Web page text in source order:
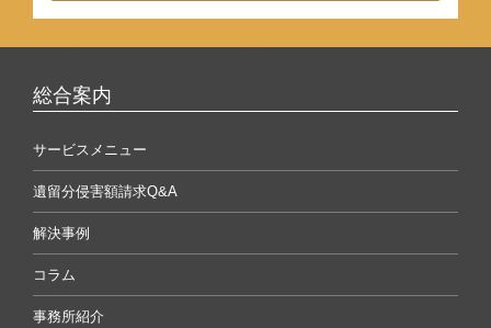
総合案内
サービスメニュー
遺留分侵害額請求Q&A
解決事例
コラム
事務所紹介